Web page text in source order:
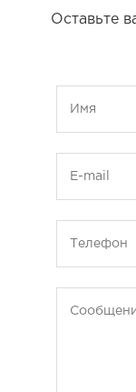
Оставьте
Имя
E-mail
Телефон